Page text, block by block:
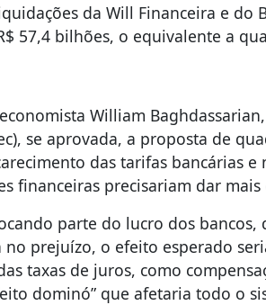
da Will Financeira e do
57,4 bilhões, o equivalente a
William
se aprovada, a proposta de
das tarifas bancárias
financeiras precisariam dar
parte do lucro dos
no prejuízo, o efeito esperado
taxas de juros, como
dominó” que afetaria todo o